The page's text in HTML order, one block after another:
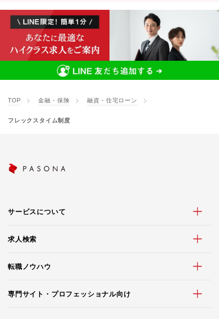
TOP 金融・保険 融資・住宅ローン
フレックスタイム制度
サービスについて
求人検索
転職ノウハウ
専門サイト・プロフェッショナル向け